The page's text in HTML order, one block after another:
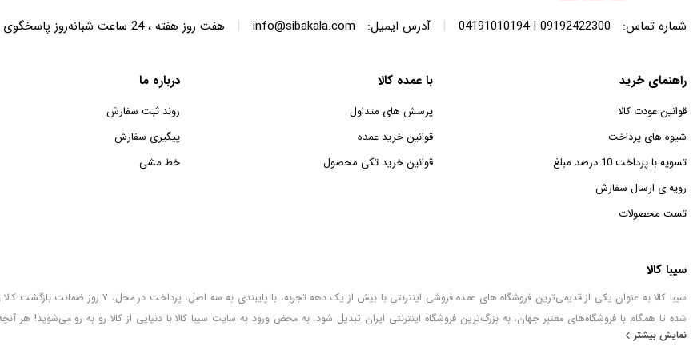
شماره تماس: 09192422300 | 04191010194
| آدرس ایمیل: info@sibakala.com
| هفت روز هفته ، 24 ساعت شبانه‌روز پاسخگوی شما هستیم.
راهنمای خرید
قوانین عودت کالا
شیوه های پرداخت
تسویه با پرداخت 10 درصد مبلغ
رویه ی ارسال سفارش
تست محصولات
با عمده کالا
پرسش های متداول
قوانین خرید عمده
قوانین خرید تکی محصول
درباره ما
روند ثبت سفارش
پیگیری سفارش
خط مشی
سیبا کالا
سیبا کالا به عنوان یکی از قدیمی‌ترین فروشگاه های عمده فروشی اینترنتی با بیش از
شده تا همگام با فروشگاه‌های معتبر جهان، به بزرگ‌ترین فروشگاه اینترنتی ایران تبدیل شود. به محض ورود به سایت سیبا کالا با دنیایی از کالا رو به رو می‌شوید! هر
خطور می‌کند در اینجا پیدا خواهید کرد.
نمایش بیشتر